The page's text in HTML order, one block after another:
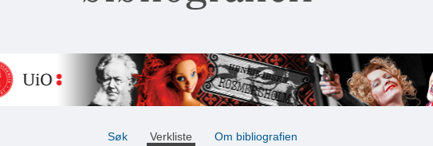
Søk Verkliste Om bibliografien